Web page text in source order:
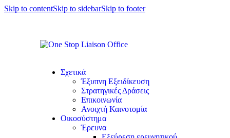
Skip to contentSkip to sidebarSkip to footer
Σχετικά
Έξυπνη Εξειδίκευση
Στρατηγικές Δράσεις
Επικοινωνία
Ανοιχτή Καινοτομία
Οικοσύστημα
Έρευνα